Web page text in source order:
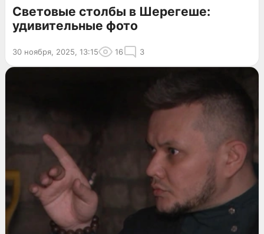
Световые столбы в Шерегеше:
удивительные фото
30 ноября, 2025, 13:15 16 3